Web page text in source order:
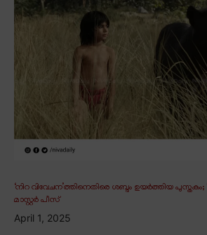
‘നിറ വിവേചന’ത്തിനെതിരെ ശബ്ദം ഉയർത്തിയ
മാസ്റ്റർ പീസ്
April 1, 2025